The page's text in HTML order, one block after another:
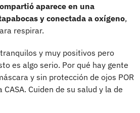
aparece en una
y conectada a oxígeno,
respirar.
y muy positivos pero
es algo serio. Por qué hay gente
y sin protección de ojos POR
CASA. Cuiden de su salud y la de